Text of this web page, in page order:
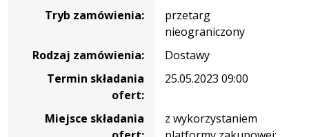
ogniwem
pływającej
katamaran”-
Tryb zamówienia:
przetarg
nieograniczony
Rodzaj zamówienia:
Dostawy
Termin składania
ofert:
25.05.2023 09:00
Miejsce składania
z wykorzystaniem